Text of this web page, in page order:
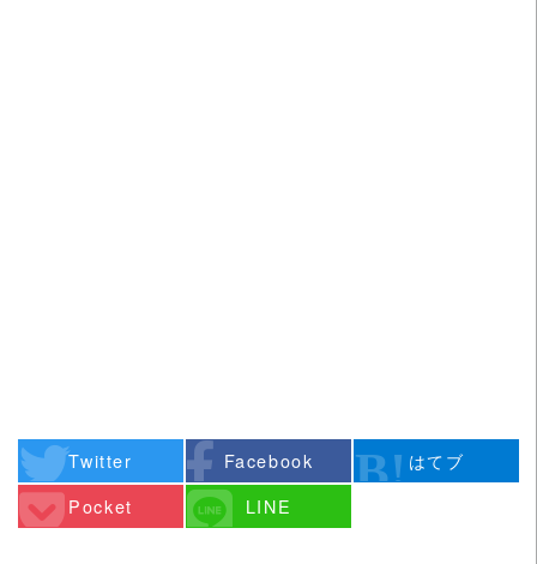
Twitter Facebook
はてブ
Pocket
LINE